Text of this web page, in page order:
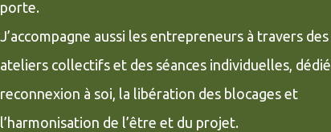
porte.
J’accompagne aussi les entrepreneurs à travers des
ateliers collectifs et des séances individuelles,
reconnexion à soi, la libération des blocages et
l’harmonisation de l’être et du projet.